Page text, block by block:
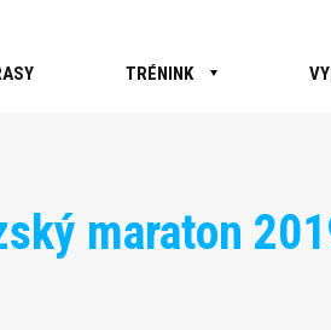
TRÉNINK
maraton